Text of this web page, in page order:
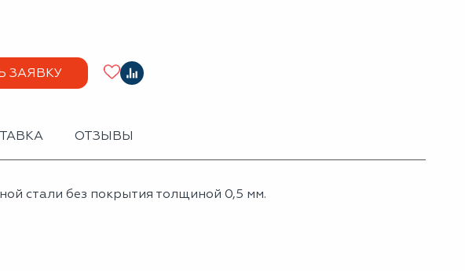
ЗАЯВКУ
ОТЗЫВЫ
стали без покрытия толщиной 0,5 мм.